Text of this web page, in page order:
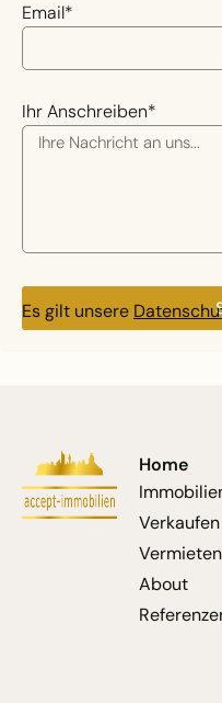
Email*
Ihr Anschreiben*
Es gilt unsere
Home
Verkaufen
Vermieten
About